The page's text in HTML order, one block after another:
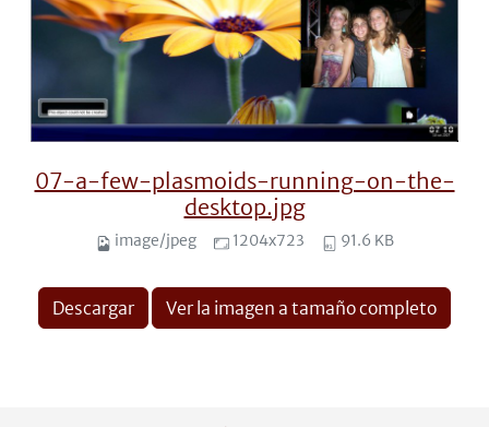
07-a-few-plasmoids-running-on-the-
desktop.jpg
image/jpeg 1204x723 91.6 KB
Descargar Ver la imagen a tamaño completo